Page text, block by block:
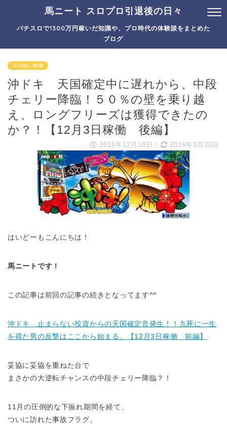
馬ニート スロプロ引退後の日々
パチスロで1300万円稼いだ知識や、プロ時代の体験談をまとめた
ブログ
天井狙い稼働
沖ドキ 天国確定中に遅れから、中段
チェリー降臨！５０％の壁を乗り越
え、ロングフリーズは獲得できたの
か？！【12月3日稼働 後編】
2015年12月10日 / 2016年3月20日
はいどーもこんにちは！
馬ニートです！
この記事は前回の記事の続きとなってます^^
沖ドキ 止まらない投資からの天国確定音発生！！九死に一生
を得た男の反撃はここから始まる。【12月3日稼働 前編】
妥協に妥協を重ねた台で
まさかの大逆転チャンスの中段チェリー降臨？！
11月の圧倒的な下振れ期間を経て、
ついに訪れた事故フラグ。